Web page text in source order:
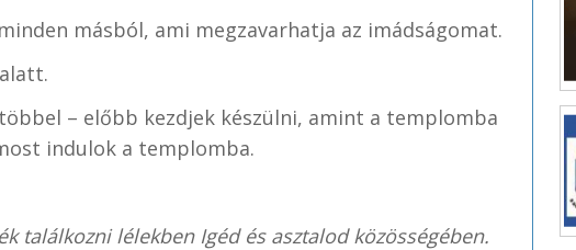
másból, ami megzavarhatja az imádságomat.
– előbb kezdjek készülni, amint a templomba
indulok a templomba.
találkozni lélekben Igéd és asztalod közösségében.